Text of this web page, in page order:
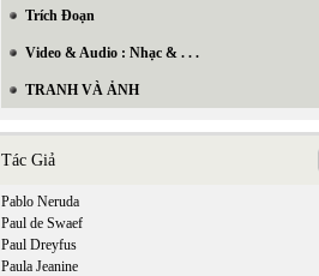
Trích Đoạn
Video & Audio : Nhạc & . . .
TRANH VÀ ẢNH
Tác Giả
Pablo Neruda
Paul de Swaef
Paul Dreyfus
Paula Jeanine